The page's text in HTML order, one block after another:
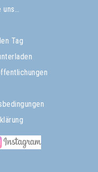
uns…
Tag